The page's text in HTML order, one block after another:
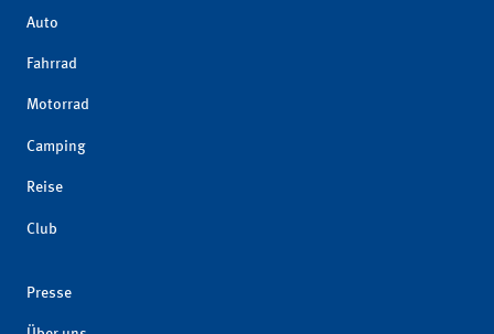
Auto
Fahrrad
Motorrad
Camping
Reise
Club
Presse